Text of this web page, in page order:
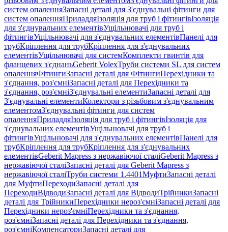
систем опаленняЗапасні деталі для З'єднувальні фітинги для
систем опаленняПриладдяІзоляція для труб і фітингівІзоляція
для з'єднувальних елементівУщільнювачі для труб і
фітингівУщільнювачі для з'єднувальних елементівПанелі для
трубКріплення для трубКріплення для з'єднувальних
елементівУщільнювачі для системКомплекти гвинтів для
фланцевих з'єднаньGeberit VolexТруби системи SL для систем
опаленняФітингиЗапасні деталі для ФітингиПерехідники та
з'єднання, роз'ємніЗапасні деталі для Перехідники та
з'єднання, роз'ємніЗ'єднувальні елементиЗапасні деталі для
З'єднувальні елементиКолектори з різьбовим з'єднувальним
елементомЗ'єднувальні фітинги для систем
опаленняПриладдяІзоляція для труб і фітингівІзоляція для
з'єднувальних елементівУщільнювачі для труб і
фітингівУщільнювачі для з'єднувальних елементівПанелі для
трубКріплення для трубКріплення для з'єднувальних
елементівGeberit Mapress з нержавіючої сталіGeberit Mapress з
нержавіючої сталіЗапасні деталі для Geberit Mapress з
нержавіючої сталіТруби системи 1.4401МуфтиЗапасні деталі
для МуфтиПереходиЗапасні деталі для
ПереходиВідводиЗапасні деталі для ВідводиТрійникиЗапасні
деталі для ТрійникиПерехідники нероз'ємніЗапасні деталі для
Перехідники нероз'ємніПерехідники та з'єднання,
роз'ємніЗапасні деталі для Перехідники та з'єднання,
роз'ємніКомпенсаториЗапасні деталі для